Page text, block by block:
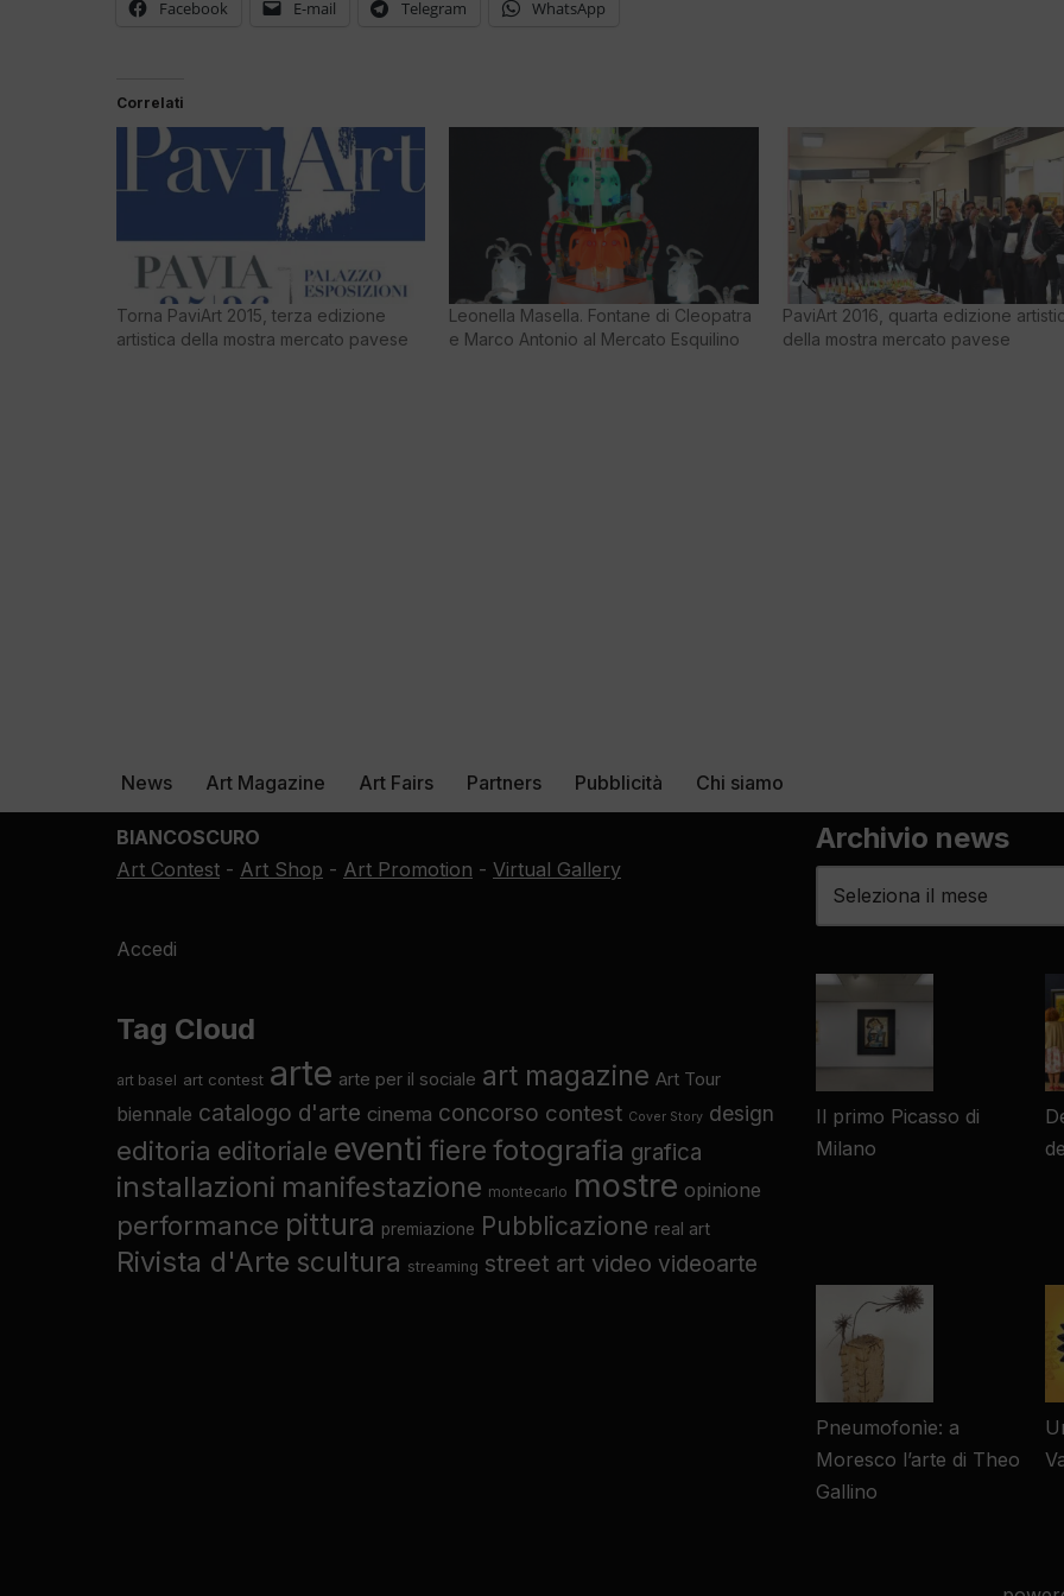
Facebook E-mail Telegram WhatsApp
Correlati
Torna PaviArt 2015, terza edizione
artistica della mostra mercato pavese
Leonella Masella. Fontane di Cleopatra
e Marco Antonio al Mercato Esquilino
PaviArt 2016, quarta edizione
della mostra mercato pavese
News Art Magazine Art Fairs Partners Pubblicità Chi siamo
BIANCOSCURO
Art Contest - Art Shop - Art Promotion - Virtual Gallery
Accedi
Tag Cloud
art basel art contest arte arte per il sociale art magazine Art Tour
biennale catalogo d'arte cinema concorso contest Cover Story design
editoria editoriale eventi fiere fotografia grafica
installazioni manifestazione montecarlo mostre opinione
performance pittura premiazione Pubblicazione real art
Rivista d'Arte scultura streaming street art video videoarte
Archivio news
Il primo Picasso di
Milano
Pneumofonìe: a
Moresco l’arte di Theo
Gallino